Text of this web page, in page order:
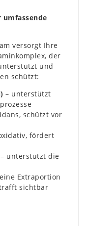
versorgt Ihre
der
und
schützt:
– unterstützt
schützt vor
fördert
– unterstützt die
Extraportion
sichtbar